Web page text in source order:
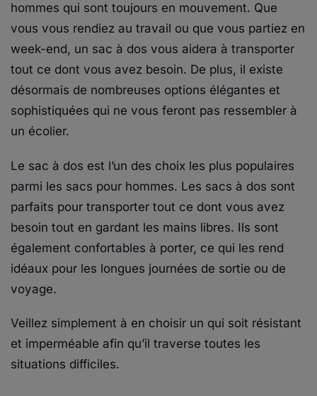
hommes qui sont toujours en mouvement. Que
vous vous rendiez au travail ou que vous partiez en
week-end, un sac à dos vous aidera à transporter
tout ce dont vous avez besoin. De plus, il existe
désormais de nombreuses options élégantes et
sophistiquées qui ne vous feront pas ressembler à
un écolier.
Le sac à dos est l’un des choix les plus populaires
parmi les sacs pour hommes. Les sacs à dos sont
parfaits pour transporter tout ce dont vous avez
besoin tout en gardant les mains libres. Ils sont
également confortables à porter, ce qui les rend
idéaux pour les longues journées de sortie ou de
voyage.
Veillez simplement à en choisir un qui soit résistant
et imperméable afin qu’il traverse toutes les
situations difficiles.